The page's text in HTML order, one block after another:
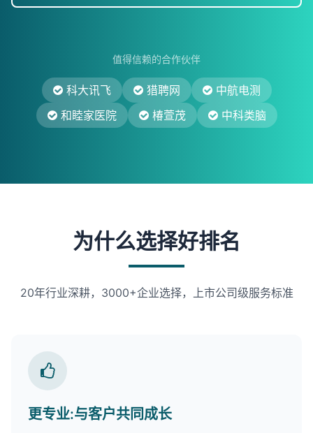
值得信赖的合作伙伴
科大讯飞 猎聘网
中航电测
和睦家医院
椿萱茂 中科类脑
为什么选择好排名
20年行业深耕，3000+企业选择，上市公司级服务标准
更专业:与客户共同成长